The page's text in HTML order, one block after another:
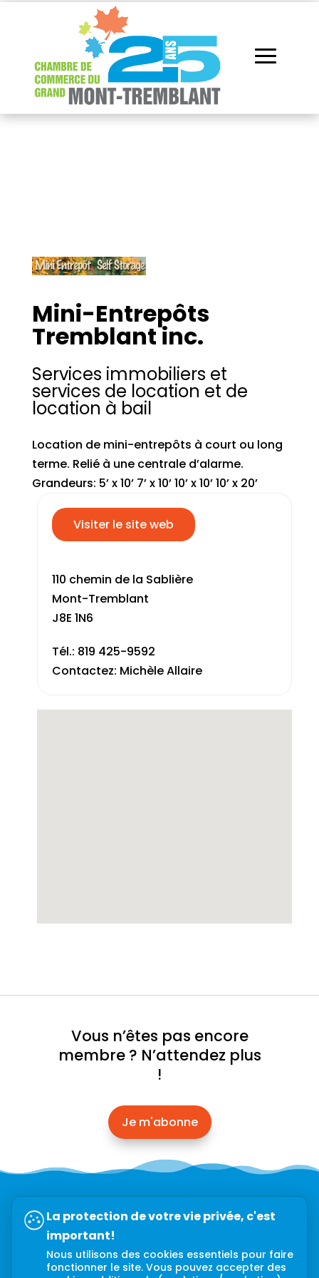
Mini-Entrepôts
Tremblant inc.
Services immobiliers et
services de location et de
location à bail
Location de mini-entrepôts à court ou long
terme. Relié à une centrale d’alarme.
Grandeurs: 5’ x 10’ 7’ x 10’ 10’ x 10’ 10’ x 20’
Visiter le site web
110 chemin de la Sablière
Mont-Tremblant
J8E 1N6
Tél.: 819 425-9592
Contactez: Michèle Allaire
Vous n’êtes pas encore
membre ? N’attendez plus
!
Je m'abonne
Abonnez-vous à l’infolettre →
La protection de votre vie privée, c'est
important!
Nous utilisons des cookies essentiels pour faire
fonctionner le site. Vous pouvez accepter des